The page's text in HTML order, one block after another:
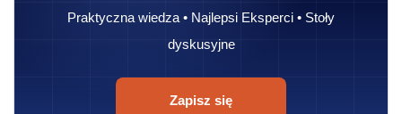
Praktyczna wiedza • Najlepsi Eksperci • Stoły
dyskusyjne
Zapisz się